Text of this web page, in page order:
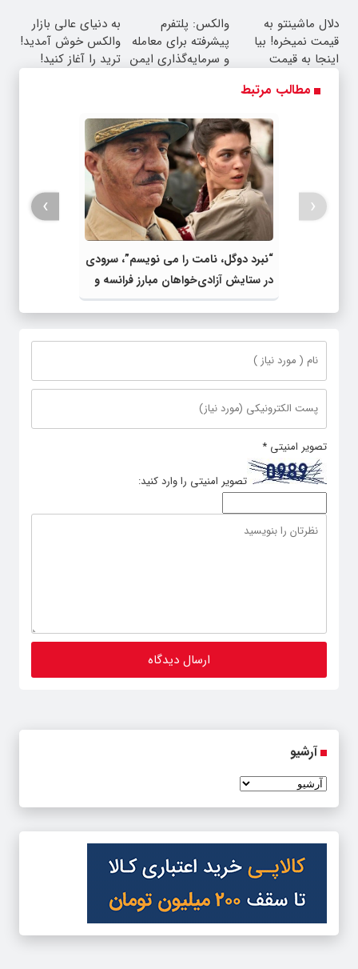
دلال ماشینتو به
قیمت نمیخره! بیا
اینجا به قیمت
واقعی*
والکس: پلتفرم
پیشرفته برای معامله
و سرمایه‌گذاری ایمن
به دنیای عالی بازار
والکس خوش آمدید!
ترید را آغاز کنید!
مطالب مرتبط
“نبرد دوگل، نامت را می نویسم”، سرودی
در ستایش آزادی‌خواهان مبارز فرانسه و
بازخوانی درست تاریخ
‹
›
تصویر امنیتی *
تصویر امنیتی را وارد کنید:
آرشیو